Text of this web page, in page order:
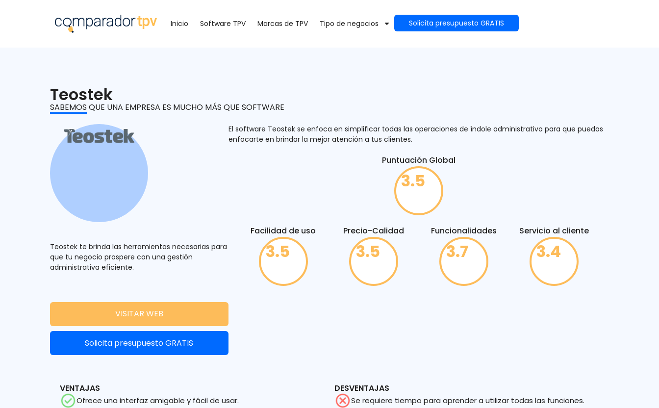
Inicio Software TPV Marcas de TPV Tipo de negocios Solicita presupuesto GRATIS
Teostek
SABEMOS QUE UNA EMPRESA ES MUCHO MÁS QUE SOFTWARE
Teostek te brinda las herramientas necesarias para
que tu negocio prospere con una gestión
administrativa eficiente.
VISITAR WEB
Solicita presupuesto GRATIS
El software Teostek se enfoca en simplificar todas las operaciones de índole administrativo para que puedas
enfocarte en brindar la mejor atención a tus clientes.
Puntuación Global
3.5
Facilidad de uso
3.5
Precio-Calidad
3.5
Funcionalidades
3.7
Servicio al cliente
3.4
VENTAJAS
Ofrece una interfaz amigable y fácil de usar.
DESVENTAJAS
Se requiere tiempo para aprender a utilizar todas las funciones.